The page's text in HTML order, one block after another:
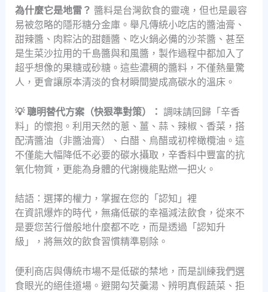
為什麼它是地雷？ 醬料是台灣飲食的靈魂，但也是最容
易被忽略的隱形糖分金庫。舉凡傳統小吃店的醬油膏、
甜辣醬、肉粽沾的甜麵醬、吃火鍋必備的沙茶醬、甚至
是生菜沙拉用的千島醬與和風醬，製作過程中都加入了
超乎想像的果糖或砂糖。這些濃稠的醬料，不僅熱量驚
人，更會讓原本清淡的食材瞬間變成高碳水的溫床。
💡 聰明替代方案（快狠準對策）： 調味請回歸「辛香
料」的懷抱。利用天然的蔥、薑、蒜、辣椒、香菜，搭
配清醬油（非醬油膏）、白醋、烏醋或初榨橄欖油。這
不僅能大幅降低不必要的碳水攝取，辛香料中豐富的抗
氧化物質，更能為身體的代謝機能點燃一把火。
結語：選擇的權力，掌握在您的「認知」裡
在資訊爆炸的時代，無痛低碳的幸福減法飲食，從來不
是要您苦行僧般地什麼都不吃，而是透過「認知升
級」，將無效的飲食習慣精準剔除。
便利商店與傳統市場不是低碳的禁地，而是訓練我們選
食眼光的絕佳道場。避開勾芡羹湯、辨明真假蔬菜、拒